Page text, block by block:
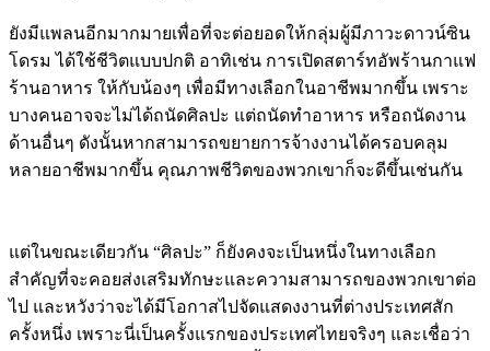
ยังมีแพลนอีกมากมายเพื่อที่จะต่อยอดให้กลุ่มผู้มีภาวะดาวน์ซิน
โดรม ได้ใช้ชีวิตแบบปกติ อาทิเช่น การเปิดสตาร์ทอัพร้านกาแฟ
ร้านอาหาร ให้กับน้องๆ เพื่อมีทางเลือกในอาชีพมากขึ้น เพราะ
บางคนอาจจะไม่ได้ถนัดศิลปะ แต่ถนัดทำอาหาร หรือถนัดงาน
ด้านอื่นๆ ดังนั้นหากสามารถขยายการจ้างงานได้ครอบคลุม
หลายอาชีพมากขึ้น คุณภาพชีวิตของพวกเขาก็จะดีขึ้นเช่นกัน
แต่ในขณะเดียวกัน “ศิลปะ” ก็ยังคงจะเป็นหนึ่งในทางเลือก
สำคัญที่จะคอยส่งเสริมทักษะและความสามารถของพวกเขาต่อ
ไป และหวังว่าจะได้มีโอกาสไปจัดแสดงงานที่ต่างประเทศสัก
ครั้งหนึ่ง เพราะนี่เป็นครั้งแรกของประเทศไทยจริงๆ และเชื่อว่า